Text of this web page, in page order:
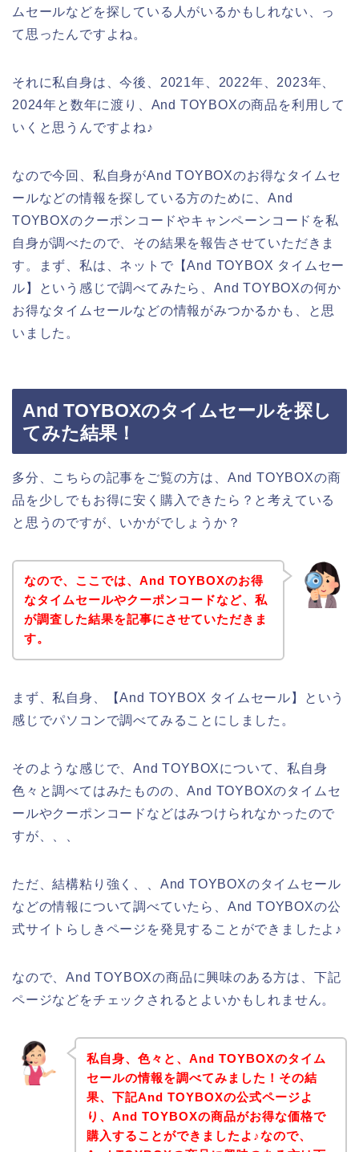
ムセールなどを探している人がいるかもしれない、っ
て思ったんですよね。
それに私自身は、今後、2021年、2022年、2023年、
2024年と数年に渡り、And TOYBOXの商品を利用して
いくと思うんですよね♪
なので今回、私自身がAnd TOYBOXのお得なタイムセ
ールなどの情報を探している方のために、And
TOYBOXのクーポンコードやキャンペーンコードを私
自身が調べたので、その結果を報告させていただきま
す。まず、私は、ネットで【And TOYBOX タイムセー
ル】という感じで調べてみたら、And TOYBOXの何か
お得なタイムセールなどの情報がみつかるかも、と思
いました。
And TOYBOXのタイムセールを探し
てみた結果！
多分、こちらの記事をご覧の方は、And TOYBOXの商
品を少しでもお得に安く購入できたら？と考えている
と思うのですが、いかがでしょうか？
なので、ここでは、And TOYBOXのお得
なタイムセールやクーポンコードなど、私
が調査した結果を記事にさせていただきま
す。
まず、私自身、【And TOYBOX タイムセール】という
感じでパソコンで調べてみることにしました。
そのような感じで、And TOYBOXについて、私自身
色々と調べてはみたものの、And TOYBOXのタイムセ
ールやクーポンコードなどはみつけられなかったので
すが、、、
ただ、結構粘り強く、、And TOYBOXのタイムセール
などの情報について調べていたら、And TOYBOXの公
式サイトらしきページを発見することができましたよ♪
なので、And TOYBOXの商品に興味のある方は、下記
ページなどをチェックされるとよいかもしれません。
私自身、色々と、And TOYBOXのタイム
セールの情報を調べてみました！その結
果、下記And TOYBOXの公式ページよ
り、And TOYBOXの商品がお得な価格で
購入することができましたよ♪なので、